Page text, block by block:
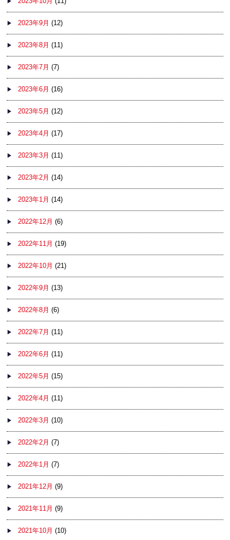
2023年9月 (12)
2023年8月 (11)
2023年7月 (7)
2023年6月 (16)
2023年5月 (12)
2023年4月 (17)
2023年3月 (11)
2023年2月 (14)
2023年1月 (14)
2022年12月 (6)
2022年11月 (19)
2022年10月 (21)
2022年9月 (13)
2022年8月 (6)
2022年7月 (11)
2022年6月 (11)
2022年5月 (15)
2022年4月 (11)
2022年3月 (10)
2022年2月 (7)
2022年1月 (7)
2021年12月 (9)
2021年11月 (9)
2021年10月 (10)